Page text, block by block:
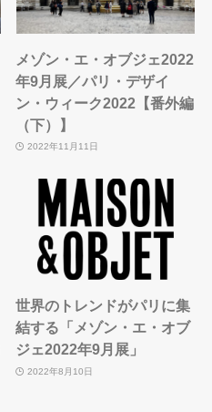
メゾン・エ・オブジェ2022
年9月展／パリ・デザイ
ン・ウィーク2022【番外編
（下）】
2022年11月11日
世界のトレンドがパリに集
結する「メゾン・エ・オブ
ジェ2022年9月展」
2022年8月10日